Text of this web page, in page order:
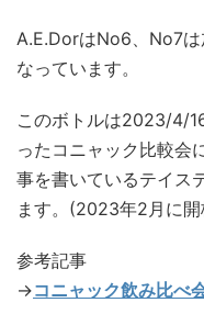
A.E.DorはNo6、No7
なっています。
このボトルは2023/4/
ったコニャック比較会
事を書いているテイス
ます。(2023年2月に開
参考記事
→コニャック飲み比べ